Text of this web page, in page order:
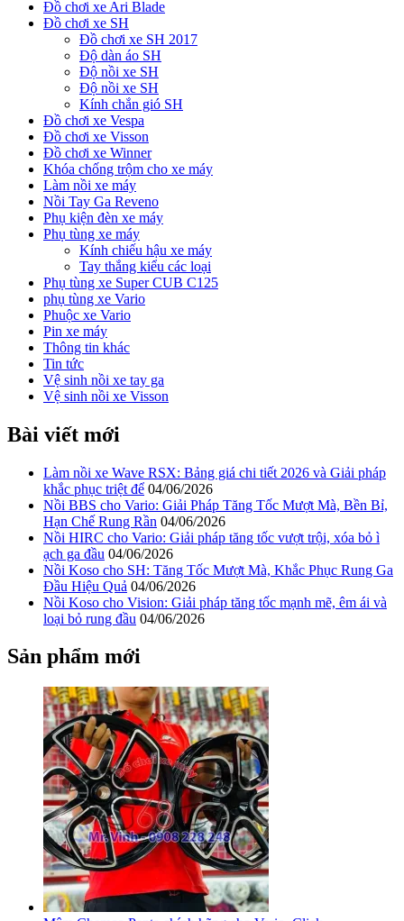
Đồ chơi xe Ari Blade
Đồ chơi xe SH
Đồ chơi xe SH 2017
Độ dàn áo SH
Độ nồi xe SH
Độ nồi xe SH
Kính chắn gió SH
Đồ chơi xe Vespa
Đồ chơi xe Visson
Đồ chơi xe Winner
Khóa chống trộm cho xe máy
Làm nồi xe máy
Nồi Tay Ga Reveno
Phụ kiện đèn xe máy
Phụ tùng xe máy
Kính chiếu hậu xe máy
Tay thắng kiểu các loại
Phụ tùng xe Super CUB C125
phụ tùng xe Vario
Phuộc xe Vario
Pin xe máy
Thông tin khác
Tin tức
Vệ sinh nồi xe tay ga
Vệ sinh nồi xe Visson
Bài viết mới
Làm nồi xe Wave RSX: Bảng giá chi tiết 2026 và Giải pháp
khắc phục triệt để 04/06/2026
Nồi BBS cho Vario: Giải Pháp Tăng Tốc Mượt Mà, Bền Bỉ,
Hạn Chế Rung Rần 04/06/2026
Nồi HIRC cho Vario: Giải pháp tăng tốc vượt trội, xóa bỏ ì
ạch ga đầu 04/06/2026
Nồi Koso cho SH: Tăng Tốc Mượt Mà, Khắc Phục Rung Ga
Đầu Hiệu Quả 04/06/2026
Nồi Koso cho Vision: Giải pháp tăng tốc mạnh mẽ, êm ái và
loại bỏ rung đầu 04/06/2026
Sản phẩm mới